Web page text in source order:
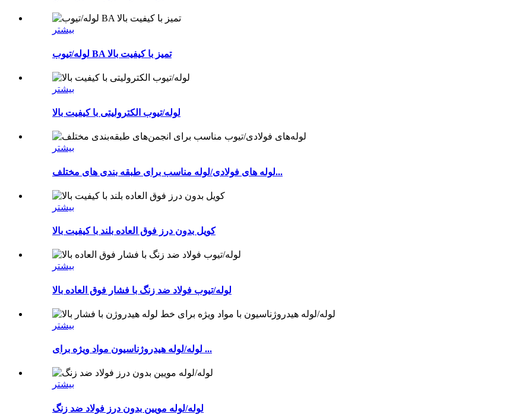
بیشتر
لوله/تیوب BA تمیز با کیفیت بالا
بیشتر
لوله/تیوب الکترولیتی با کیفیت بالا
بیشتر
لوله های فولادی/لوله مناسب برای طبقه بندی های مختلف...
بیشتر
کویل بدون درز فوق العاده بلند با کیفیت بالا
بیشتر
لوله/تیوب فولاد ضد زنگ با فشار فوق العاده بالا
بیشتر
لوله/لوله هیدروژناسیون مواد ویژه برای ...
بیشتر
لوله/لوله مویین بدون درز فولاد ضد زنگ